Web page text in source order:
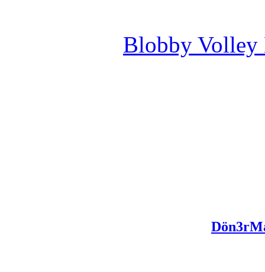
Blobby Volley